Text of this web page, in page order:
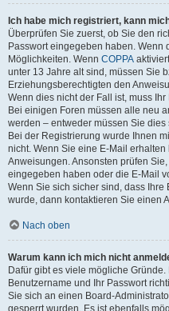
Ich habe mich registriert, kann
Überprüfen Sie zuerst, ob Sie den
Passwort eingegeben haben. Wenn
Möglichkeiten. Wenn COPPA
unter 13 Jahre alt sind, müssen Sie
Erziehungsberechtigten den
Wenn dies nicht der Fall ist, muss
Bei einigen Foren müssen alle neu
werden – entweder müssen Sie
Bei der Registrierung wurde Ihnen
nicht. Wenn Sie eine E-Mail
Anweisungen. Ansonsten prüfen
eingegeben haben oder die E-Mail
Wenn Sie sich sicher sind, dass
wurde, dann kontaktieren Sie einen
Nach oben
Warum kann ich mich nicht
Dafür gibt es viele mögliche
Benutzername und Ihr Passwort
Sie sich an einen Board-
gesperrt wurden. Es ist ebenfalls